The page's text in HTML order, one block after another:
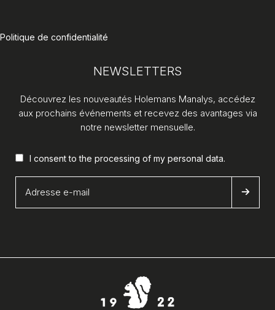
Politique de confidentialité
NEWSLETTERS
Découvrez les nouveautés Holemans Manalys, accédez
aux prochains événements et recevez des avantages via
notre newsletter mensuelle.
I consent to the processing of my personal data.